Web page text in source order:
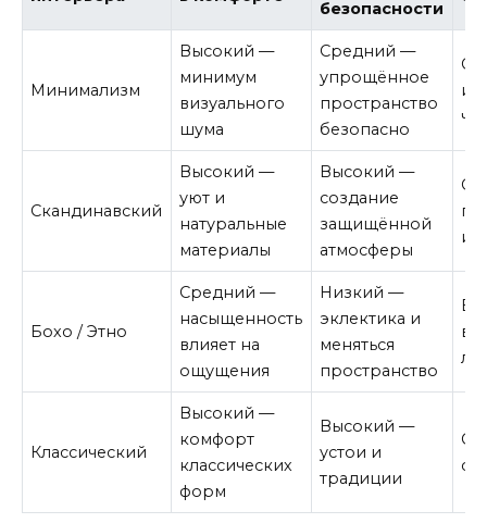
безопасности
Минимализм
Высокий —
минимум
визуального
шума
Средний —
упрощённое
пространство
безопасно
Скандинавский
Высокий —
уют и
натуральные
материалы
Высокий —
создание
защищённой
атмосферы
и
Бохо / Этно
Средний —
насыщенность
влияет на
ощущения
Низкий —
эклектика и
меняться
пространство
Классический
Высокий —
комфорт
классических
форм
Высокий —
устои и
традиции